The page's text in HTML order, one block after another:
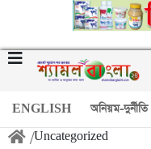
ENGLISH অনিয়ম-দুর্নীতি
/Uncategorized